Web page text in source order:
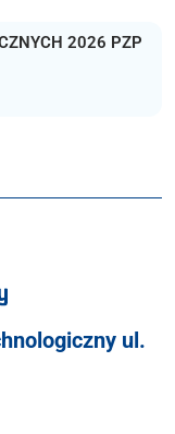
2026 PZP
ul.